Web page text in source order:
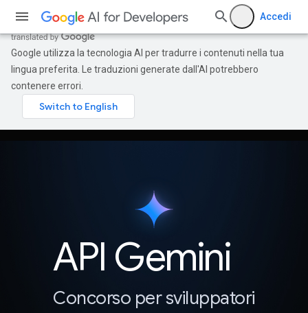
Accedi
Google utilizza la tecnologia AI per tradurre i contenuti nella tua
lingua preferita. Le traduzioni generate dall'AI potrebbero
contenere errori.
API Gemini
Concorso per sviluppatori